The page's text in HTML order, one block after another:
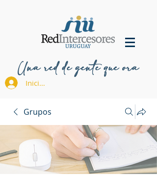
Una red de gente que ora
Iniciar sesión
Grupos